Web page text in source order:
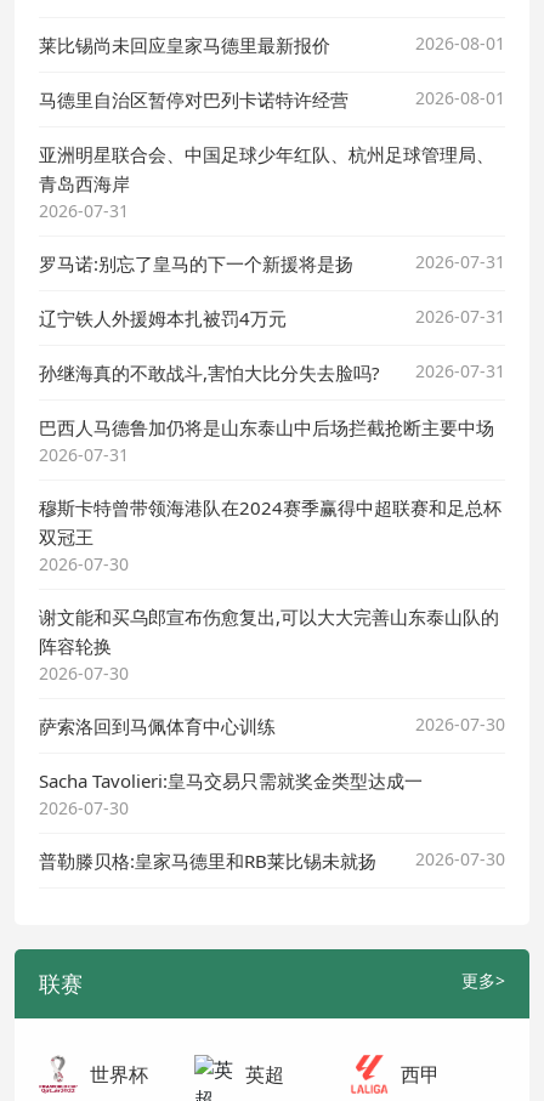
莱比锡尚未回应皇家马德里最新报价 2026-08-01
马德里自治区暂停对巴列卡诺特许经营 2026-08-01
亚洲明星联合会、中国足球少年红队、杭州足球管理局、
青岛西海岸
2026-07-31
罗马诺:别忘了皇马的下一个新援将是扬 2026-07-31
辽宁铁人外援姆本扎被罚4万元 2026-07-31
孙继海真的不敢战斗,害怕大比分失去脸吗? 2026-07-31
巴西人马德鲁加仍将是山东泰山中后场拦截抢断主要中场
2026-07-31
穆斯卡特曾带领海港队在2024赛季赢得中超联赛和足总杯
双冠王
2026-07-30
谢文能和买乌郎宣布伤愈复出,可以大大完善山东泰山队的
阵容轮换
2026-07-30
萨索洛回到马佩体育中心训练 2026-07-30
Sacha Tavolieri:皇马交易只需就奖金类型达成一
2026-07-30
普勒滕贝格:皇家马德里和RB莱比锡未就扬 2026-07-30
联赛 更多>
世界杯 英超 西甲